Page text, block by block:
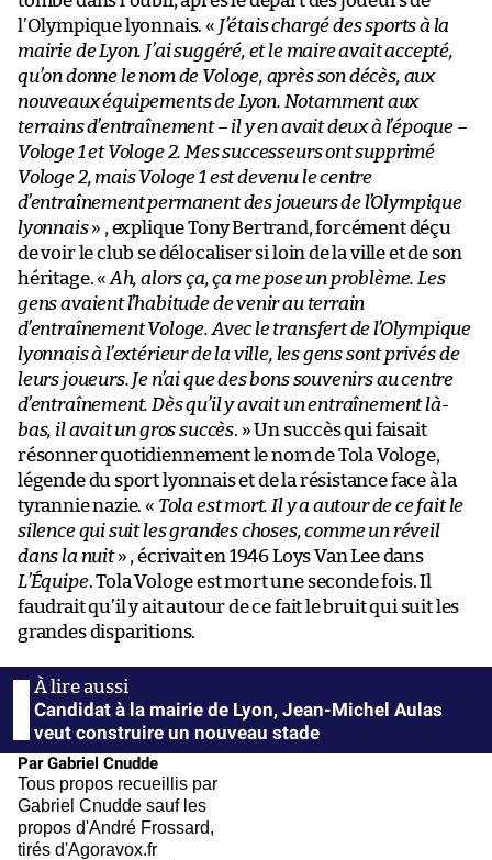
l’Olympique lyonnais. « J’étais chargé des sports à la
mairie de Lyon. J’ai suggéré, et le maire avait accepté,
qu’on donne le nom de Vologe, après son décès, aux
nouveaux équipements de Lyon. Notamment aux
terrains d’entraînement – il y en avait deux à l’époque –
Vologe 1 et Vologe 2. Mes successeurs ont supprimé
Vologe 2, mais Vologe 1 est devenu le centre
d’entraînement permanent des joueurs de l’Olympique
lyonnais» , explique Tony Bertrand, forcément déçu
de voir le club se délocaliser si loin de la ville et de son
héritage. « Ah, alors ça, ça me pose un problème. Les
gens avaient l’habitude de venir au terrain
d’entraînement Vologe. Avec le transfert de l’Olympique
lyonnais à l’extérieur de la ville, les gens sont privés de
leurs joueurs. Je n’ai que des bons souvenirs au centre
d’entraînement. Dès qu’il y avait un entraînement là-
bas, il avait un gros succès. » Un succès qui faisait
résonner quotidiennement le nom de Tola Vologe,
légende du sport lyonnais et de la résistance face à la
tyrannie nazie. « Tola est mort. Il y a autour de ce fait le
silence qui suit les grandes choses, comme un réveil
dans la nuit» , écrivait en 1946 Loys Van Lee dans
L’Équipe. Tola Vologe est mort une seconde fois. Il
faudrait qu’il y ait autour de ce fait le bruit qui suit les
grandes disparitions.
Candidat à la mairie de Lyon, Jean-Michel Aulas
veut construire un nouveau stade
Par Gabriel Cnudde
Tous propos recueillis par
Gabriel Cnudde sauf les
propos d'André Frossard,
tirés d'Agoravox.fr